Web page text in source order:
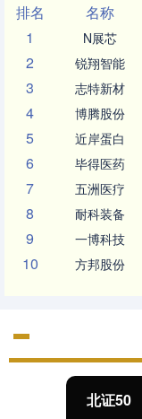
排名
名称
1
N展芯
2 锐翔智能
3 志特新材
4 博腾股份
5 近岸蛋白
6 毕得医药
7 五洲医疗
8 耐科装备
9 一博科技
10 方邦股份
北证50